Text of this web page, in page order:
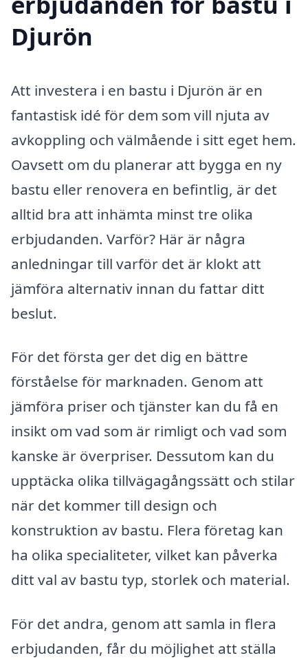
Djurön
Att investera i en bastu i Djurön är en
fantastisk idé för dem som vill njuta av
avkoppling och välmående i sitt eget hem.
Oavsett om du planerar att bygga en ny
bastu eller renovera en befintlig, är det
alltid bra att inhämta minst tre olika
erbjudanden. Varför? Här är några
anledningar till varför det är klokt att
jämföra alternativ innan du fattar ditt
beslut.
För det första ger det dig en bättre
förståelse för marknaden. Genom att
jämföra priser och tjänster kan du få en
insikt om vad som är rimligt och vad som
kanske är överpriser. Dessutom kan du
upptäcka olika tillvägagångssätt och stilar
när det kommer till design och
konstruktion av bastu. Flera företag kan
ha olika specialiteter, vilket kan påverka
ditt val av bastu typ, storlek och material.
För det andra, genom att samla in flera
erbjudanden, får du möjlighet att ställa